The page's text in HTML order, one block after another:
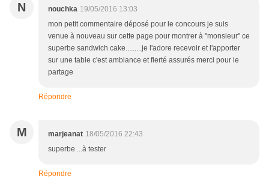
N nouchka 19/05/2016 13:03
mon petit commentaire déposé pour le concours je suis
venue à nouveau sur cette page pour montrer à "monsieur" ce
superbe sandwich cake.........je l'adore recevoir et l'apporter
sur une table c'est ambiance et fierté assurés merci pour le
partage
Répondre
M marjeanat 18/05/2016 22:43
superbe ...à tester
Répondre